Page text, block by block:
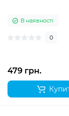
В наявності
0
479 грн.